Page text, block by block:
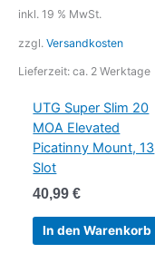
inkl. 19 % MwSt.
zzgl. Versandkosten
Lieferzeit: ca. 2 Werktage
UTG Super Slim 20
MOA Elevated
Picatinny Mount, 13
Slot
40,99€
In den Warenkorb